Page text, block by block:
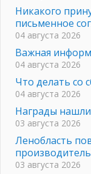
Никакого
письменное
04 августа 2026
Важная
04 августа 2026
Что делать со
04 августа 2026
Награды
03 августа 2026
Ленобласть
03 августа 2026